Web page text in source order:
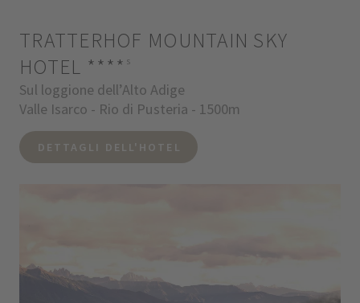
TRATTERHOF MOUNTAIN SKY
HOTEL **** s
Sul loggione dell’Alto Adige
Valle Isarco - Rio di Pusteria - 1500m
DETTAGLI DELL'HOTEL